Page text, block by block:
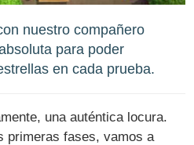
nuestro compañero
para poder
en cada prueba.
una auténtica locura.
primeras fases, vamos a